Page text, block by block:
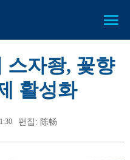
스자좡, 꽃향
활성화
편집: 陈畅